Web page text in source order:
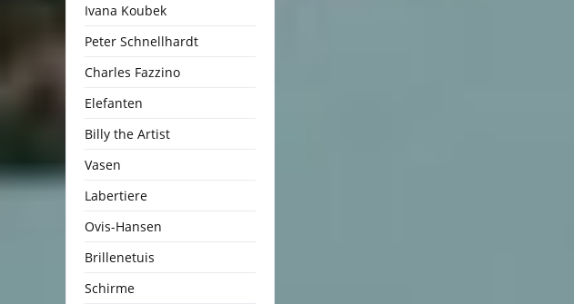
Ivana Koubek
Peter Schnellhardt
Charles Fazzino
Elefanten
Billy the Artist
Vasen
Labertiere
Ovis-Hansen
Brillenetuis
Schirme